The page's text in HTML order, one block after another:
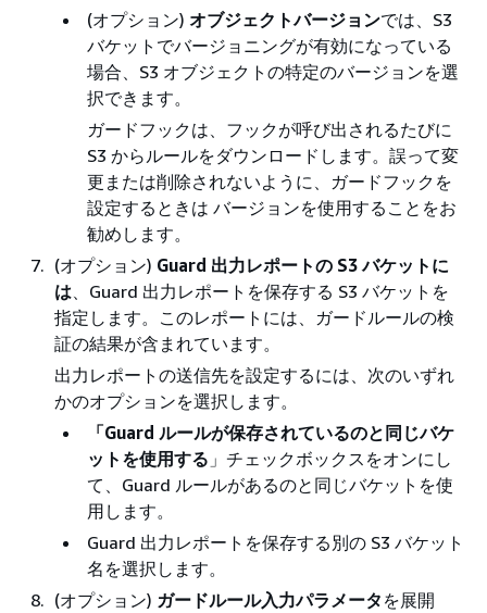
(オプション) オブジェクトバージョンでは、S3
バケットでバージョニングが有効になっている
場合、S3 オブジェクトの特定のバージョンを選
択できます。
ガードフックは、フックが呼び出されるたびに
S3 からルールをダウンロードします。誤って変
更または削除されないように、ガードフックを
設定するときは バージョンを使用することをお
勧めします。
(オプション) Guard 出力レポートの S3 バケットに
は 、Guard 出力レポートを保存する S3 バケットを
指定します。このレポートには、ガードルールの検
証の結果が含まれています。
出力レポートの送信先を設定するには、次のいずれ
かのオプションを選択します。
「Guard ルールが保存されているのと同じバケ
ットを使用する 」チェックボックスをオンにし
て、Guard ルールがあるのと同じバケットを使
用します。
Guard 出力レポートを保存する別の S3 バケット
名を選択します。
(オプション) ガードルール入力パラメータ を展開